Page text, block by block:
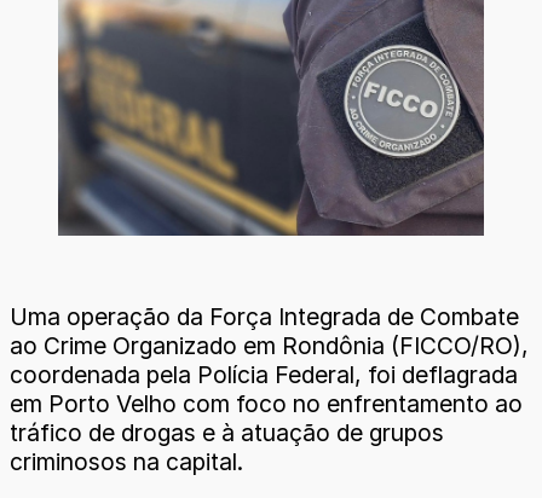
Uma operação da Força Integrada de Combate
ao Crime Organizado em Rondônia (FICCO/RO),
coordenada pela Polícia Federal, foi deflagrada
em Porto Velho com foco no enfrentamento ao
tráfico de drogas e à atuação de grupos
criminosos na capital.